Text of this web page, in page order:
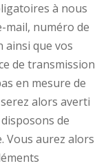
à nous
numéro de
ainsi que vos
de transmission
en mesure de
alors averti
de
Vous aurez alors